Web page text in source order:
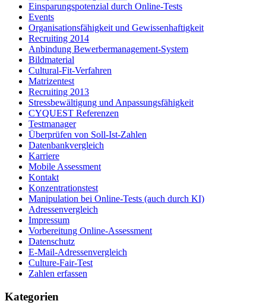
Einsparungspotenzial durch Online-Tests
Events
Organisationsfähigkeit und Gewissenhaftigkeit
Recruiting 2014
Anbindung Bewerbermanagement-System
Bildmaterial
Cultural-Fit-Verfahren
Matrizentest
Recruiting 2013
Stressbewältigung und Anpassungsfähigkeit
CYQUEST Referenzen
Testmanager
Überprüfen von Soll-Ist-Zahlen
Datenbankvergleich
Karriere
Mobile Assessment
Kontakt
Konzentrationstest
Manipulation bei Online-Tests (auch durch KI)
Adressenvergleich
Impressum
Vorbereitung Online-Assessment
Datenschutz
E-Mail-Adressenvergleich
Culture-Fair-Test
Zahlen erfassen
Kategorien